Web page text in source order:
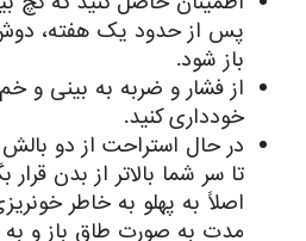
پس از حدود یک هفته، دوش
باز شود.
از فشار و ضربه به بینی و
خودداری کنید.
در حال استراحت از دو بالش
تا سر شما بالاتر از بدن
اصلاً به پهلو به خاطر
مدت به صورت طاق باز و